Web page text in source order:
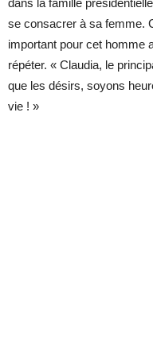
se consacrer à sa femme.
important pour cet homme
répéter. « Claudia, le
que les désirs, soyons
vie ! »